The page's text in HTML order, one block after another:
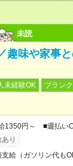
未読
趣味や家事と
未経験OK
ブラン
1350円～ ■週払い
り
給（ガソリン代も